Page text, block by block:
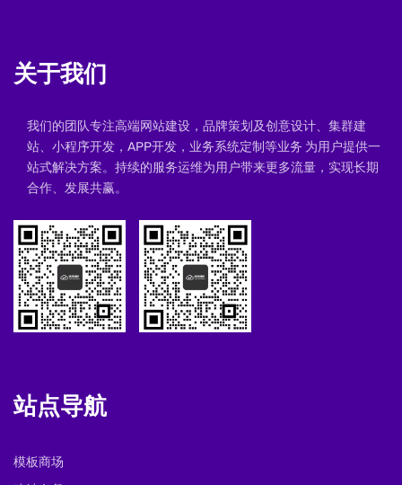
关于我们
我们的团队专注高端网站建设，品牌策划及创意设计、集群建
站、小程序开发，APP开发，业务系统定制等业务 为用户提供一
站式解决方案。持续的服务运维为用户带来更多流量，实现长期
合作、发展共赢。
站点导航
模板商场